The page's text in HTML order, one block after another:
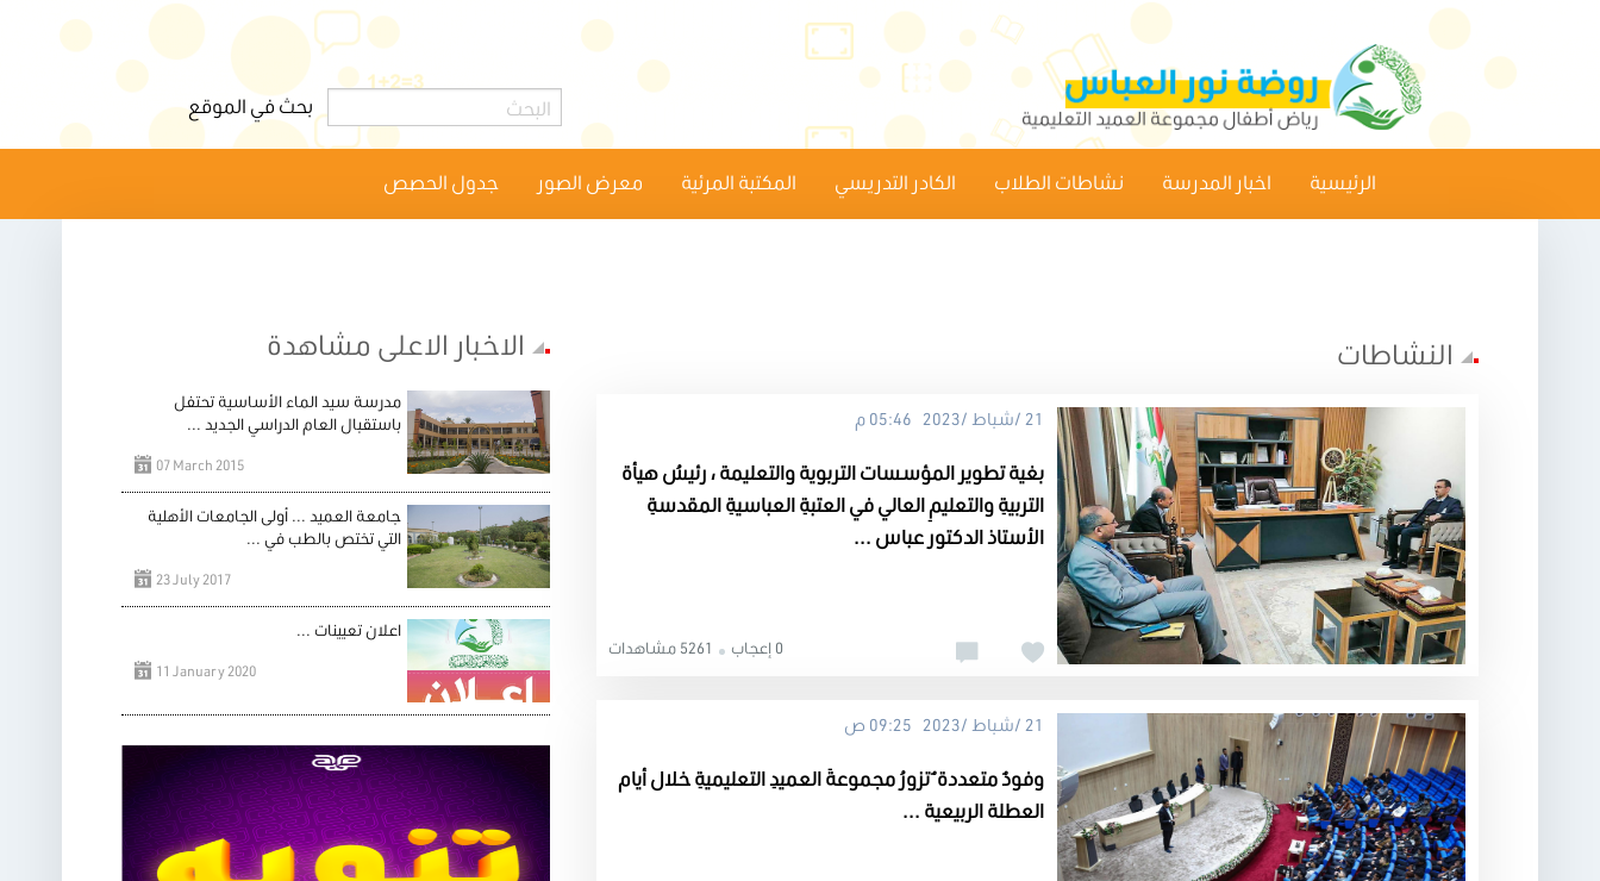
الرئيسية اخبار المدرسة نشاطات الطلاب الكادر التدريسي المكتبة المرئية معرض الصور جدول الحصص
النشاطات
21 /شباط /2023 05:46 م
بغية تطوير المؤسسات التربوية والتعليمة ، رئيسُ هيأة
التربيةِ والتعليمِ العالي في العتبةِ العباسيةِ المقدسةِ
الأستاذ الدكتور عباس ...
5261 مشاهدات 0 إعجاب
21 /شباط /2023 09:25 ص
وفودٌ متعددة ٌ تزورُ مجموعةَ العميدِ التعليميةِ خلال أيام
العطلة الربيعية ...
الاخبار الاعلى مشاهدة
مدرسة سيد الماء الأساسية تحتفل
باستقبال العام الدراسي الجديد ...
07 March 2015
جامعة العميد ... أولى الجامعات الأهلية
التي تختص بالطب في ...
23 July 2017
اعلان تعيينات ...
11 January 2020